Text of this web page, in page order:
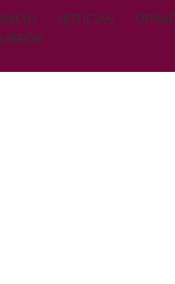
INICIO NOTICIAS
LIBROS